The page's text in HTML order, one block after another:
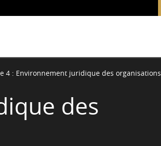
4 : Environnement juridique des organisations
des